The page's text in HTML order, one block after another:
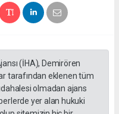
(İHA), Demirören
tarafından eklenen tüm
olmadan ajans
yer alan hukuki